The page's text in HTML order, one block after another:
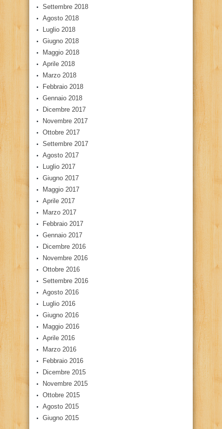
Settembre 2018
Agosto 2018
Luglio 2018
Giugno 2018
Maggio 2018
Aprile 2018
Marzo 2018
Febbraio 2018
Gennaio 2018
Dicembre 2017
Novembre 2017
Ottobre 2017
Settembre 2017
Agosto 2017
Luglio 2017
Giugno 2017
Maggio 2017
Aprile 2017
Marzo 2017
Febbraio 2017
Gennaio 2017
Dicembre 2016
Novembre 2016
Ottobre 2016
Settembre 2016
Agosto 2016
Luglio 2016
Giugno 2016
Maggio 2016
Aprile 2016
Marzo 2016
Febbraio 2016
Dicembre 2015
Novembre 2015
Ottobre 2015
Agosto 2015
Giugno 2015